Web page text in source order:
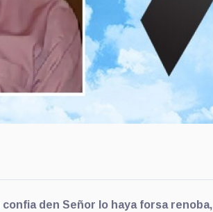
confia den Señor lo haya forsa renoba,